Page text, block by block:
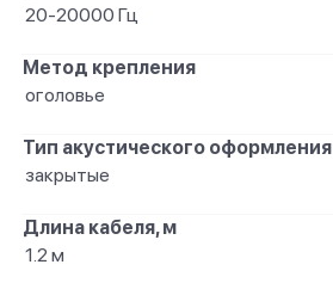
20-20000 Гц
Метод крепления
оголовье
Тип акустического оформления
закрытые
Длина кабеля, м
1.2 м